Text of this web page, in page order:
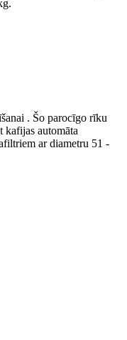
. Šo parocīgo rīku
kafijas automāta
ar diametru 51 -